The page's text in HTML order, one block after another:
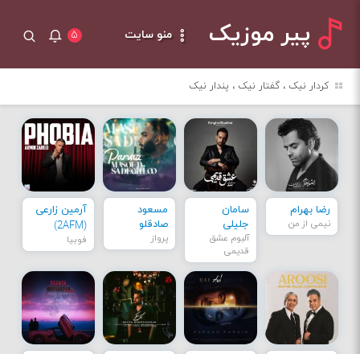
پیر موزیک منو سایت ۵
کردار نیک ، گفتار نیک ، پندار نیک
رضا بهرام
نیمی از من
سامان
جلیلی
آلبوم عشق
قدیمی
مسعود
صادقلو
پرواز
آرمین زارعی
(2AFM)
فوبیا